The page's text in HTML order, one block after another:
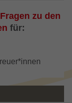
zu den
für: